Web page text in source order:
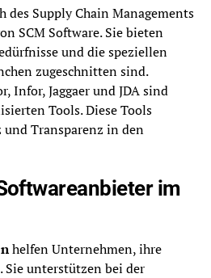
des Supply Chain Managements
SCM Software. Sie bieten
und die speziellen
zugeschnitten sind.
Infor, Jaggaer und JDA sind
Tools. Diese Tools
Transparenz in den
im
helfen Unternehmen, ihre
Sie unterstützen bei der